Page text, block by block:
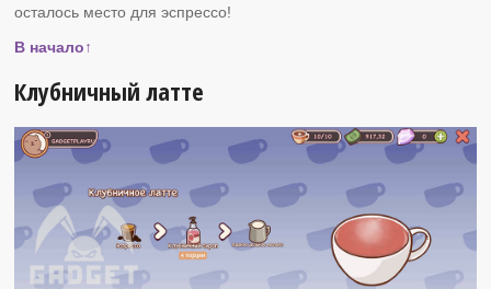
осталось место для эспрессо!
В начало↑
Клубничный латте